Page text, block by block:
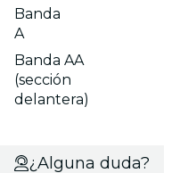
Banda
A
Banda AA
(sección
delantera)
¿Alguna duda?